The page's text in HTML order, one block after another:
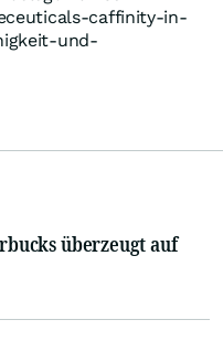
caffinity-in-
und-
überzeugt auf